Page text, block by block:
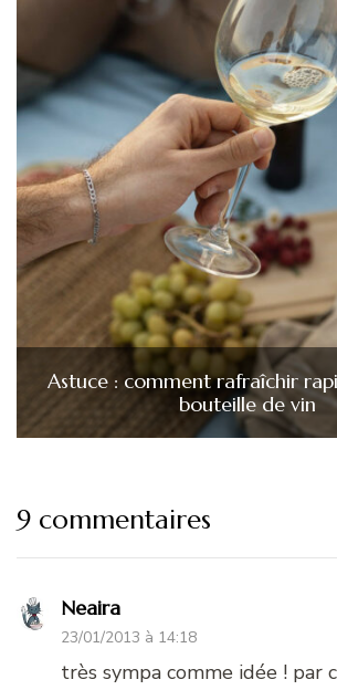
Astuce : comment rafraîchir
bouteille de vin
9 commentaires
Neaira
23/01/2013 à 14:18
très sympa comme idée ! par